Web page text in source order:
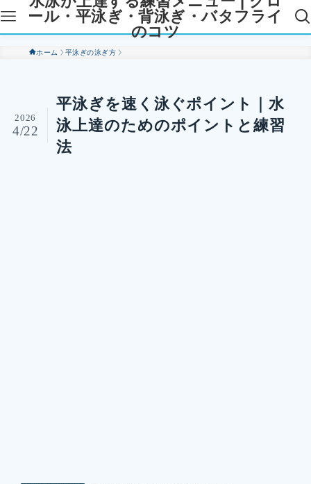
ール・平泳ぎ・背泳ぎ・バタフライ
のコツ
ホーム 平泳ぎの泳ぎ方
平泳ぎを速く泳ぐポイント｜水
泳上達のためのポイントと練習
法
2026
4/22